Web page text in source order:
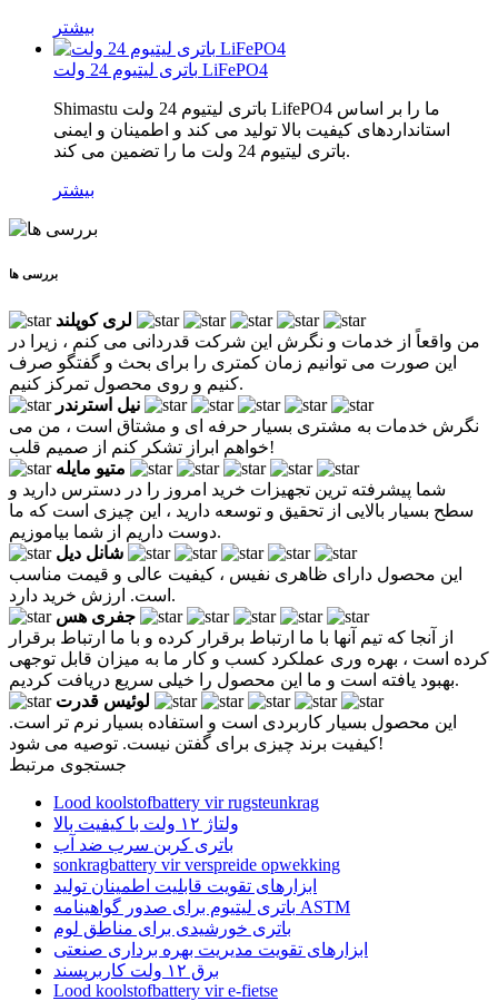
بیشتر
باتری لیتیوم 24 ولت LiFePO4
Shimastu باتری لیتیوم 24 ولت LifePO4 ما را بر اساس
استانداردهای کیفیت بالا تولید می کند و اطمینان و ایمنی
باتری لیتیوم 24 ولت ما را تضمین می کند.
بیشتر
بررسی ها
لری کوپلند
من واقعاً از خدمات و نگرش این شرکت قدردانی می کنم ، زیرا در
این صورت می توانیم زمان کمتری را برای بحث و گفتگو صرف
کنیم و روی محصول تمرکز کنیم.
نیل استرندر
نگرش خدمات به مشتری بسیار حرفه ای و مشتاق است ، من می
خواهم ابراز تشکر کنم از صمیم قلب!
متیو مایله
شما پیشرفته ترین تجهیزات خرید امروز را در دسترس دارید و
سطح بسیار بالایی از تحقیق و توسعه دارید ، این چیزی است که ما
دوست داریم از شما بیاموزیم.
شانل دیل
این محصول دارای ظاهری نفیس ، کیفیت عالی و قیمت مناسب
است. ارزش خرید دارد.
جفری هس
از آنجا که تیم آنها با ما ارتباط برقرار کرده و با ما ارتباط برقرار
کرده است ، بهره وری عملکرد کسب و کار ما به میزان قابل توجهی
بهبود یافته است و ما این محصول را خیلی سریع دریافت کردیم.
لوئیس قدرت
این محصول بسیار کاربردی است و استفاده بسیار نرم تر است.
کیفیت برند چیزی برای گفتن نیست. توصیه می شود!
جستجوی مرتبط
Lood koolstofbattery vir rugsteunkrag
ولتاژ ۱۲ ولت با کیفیت بالا
باتری کربن سرب ضد آب
sonkragbattery vir verspreide opwekking
ابزارهای تقویت قابلیت اطمینان تولید
باتری لیتیوم برای صدور گواهینامه ASTM
باتری خورشیدی برای مناطق لوم
ابزارهای تقویت مدیریت بهره برداری صنعتی
برق ۱۲ ولت کاربرپسند
Lood koolstofbattery vir e-fietse